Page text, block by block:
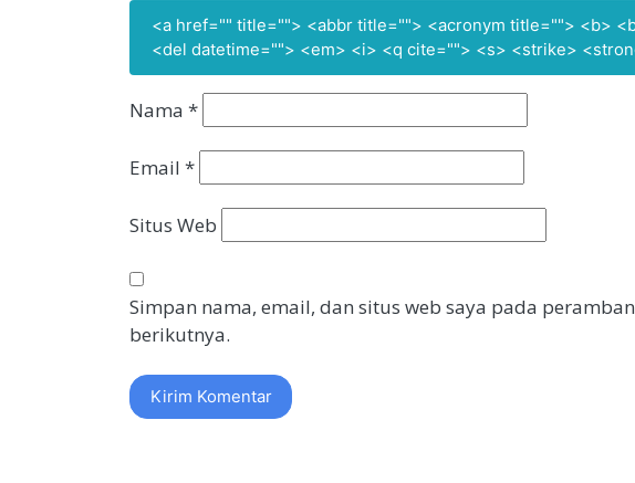
<a href="" title=""> <abbr title=""> <acronym title=""> <b>
<del datetime=""> <em> <i> <q cite=""> <s> <strike>
Nama *
Email *
Situs Web
Simpan nama, email, dan situs web saya pada
berikutnya.